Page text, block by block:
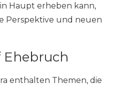
Haupt erheben kann,
Perspektive und neuen
Ehebruch
enthalten Themen, die